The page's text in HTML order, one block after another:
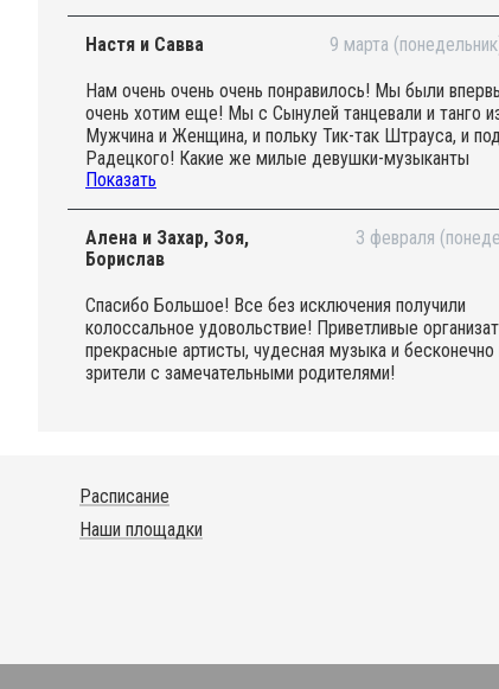
Настя и Савва 9 марта
Нам очень очень очень понравилось! Мы были
очень хотим еще! Мы с Сынулей танцевали и танго
Мужчина и Женщина, и польку Тик-так Штрауса, и
Радецкого! Какие же милые девушки-музыканты
струнного квартета Caprice! Какие открытые,
настоящий праздник! Великолепное исполнение
the night!!!!! Большое спасибо квартету,
кураторам!
Показать
Алена и Захар, Зоя,
Борислав
3 февраля
Спасибо Большое! Все без исключения получили
колоссальное удовольствие! Приветливые
прекрасные артисты, чудесная музыка и
зрители с замечательными родителями!
Расписание
Наши площадки